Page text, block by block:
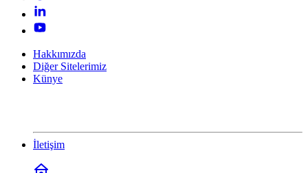
Hakkımızda
Diğer Sitelerimiz
Künye
İletişim